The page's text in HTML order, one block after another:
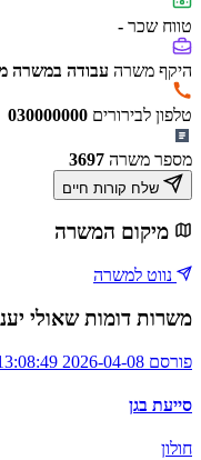
טווח שכר -
היקף משרה עבודה במשרה
טלפון לבירורים 030000000
מספר משרה 3697
מיקום המשרה
נווט למשרה
משרות דומות שאולי
פורסם 2026-04-08 13:08:49
סייעת בגן
חולון